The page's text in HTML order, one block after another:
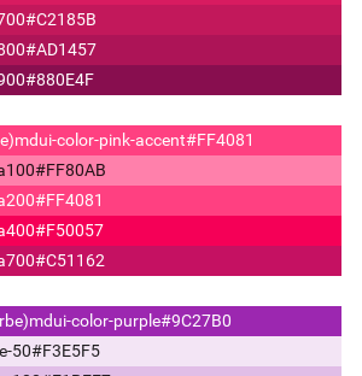
#C2185B
#AD1457
#880E4F
mdui-color-pink-accent#FF4081
#FF80AB
#FF4081
#F50057
#C51162
mdui-color-purple#9C27B0
50#F3E5F5